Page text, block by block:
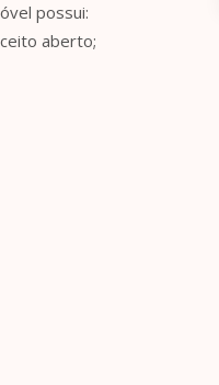
possui:
aberto;